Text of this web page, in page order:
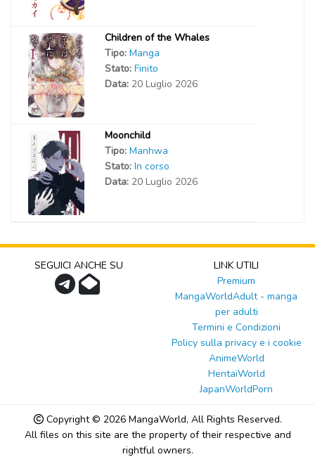
Children of the Whales
Tipo: Manga
Stato: Finito
Data: 20 Luglio 2026
Moonchild
Tipo: Manhwa
Stato: In corso
Data: 20 Luglio 2026
SEGUICI ANCHE SU
LINK UTILI
Premium
MangaWorldAdult - manga
per adulti
Termini e Condizioni
Policy sulla privacy e i cookie
AnimeWorld
HentaiWorld
JapanWorldPorn
Copyright © 2026 MangaWorld, All Rights Reserved.
All files on this site are the property of their respective and
rightful owners.